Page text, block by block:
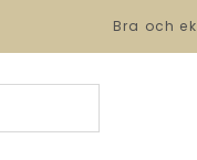
Bra och